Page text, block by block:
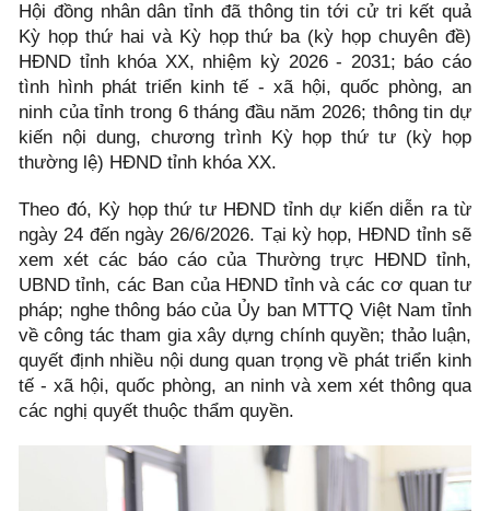
Hội đồng nhân dân tỉnh đã thông tin tới cử tri kết quả
Kỳ họp thứ hai và Kỳ họp thứ ba (kỳ họp chuyên đề)
HĐND tỉnh khóa XX, nhiệm kỳ 2026 - 2031; báo cáo
tình hình phát triển kinh tế - xã hội, quốc phòng, an
ninh của tỉnh trong 6 tháng đầu năm 2026; thông tin dự
kiến nội dung, chương trình Kỳ họp thứ tư (kỳ họp
thường lệ) HĐND tỉnh khóa XX.
Theo đó, Kỳ họp thứ tư HĐND tỉnh dự kiến diễn ra từ
ngày 24 đến ngày 26/6/2026. Tại kỳ họp, HĐND tỉnh sẽ
xem xét các báo cáo của Thường trực HĐND tỉnh,
UBND tỉnh, các Ban của HĐND tỉnh và các cơ quan tư
pháp; nghe thông báo của Ủy ban MTTQ Việt Nam tỉnh
về công tác tham gia xây dựng chính quyền; thảo luận,
quyết định nhiều nội dung quan trọng về phát triển kinh
tế - xã hội, quốc phòng, an ninh và xem xét thông qua
các nghị quyết thuộc thẩm quyền.